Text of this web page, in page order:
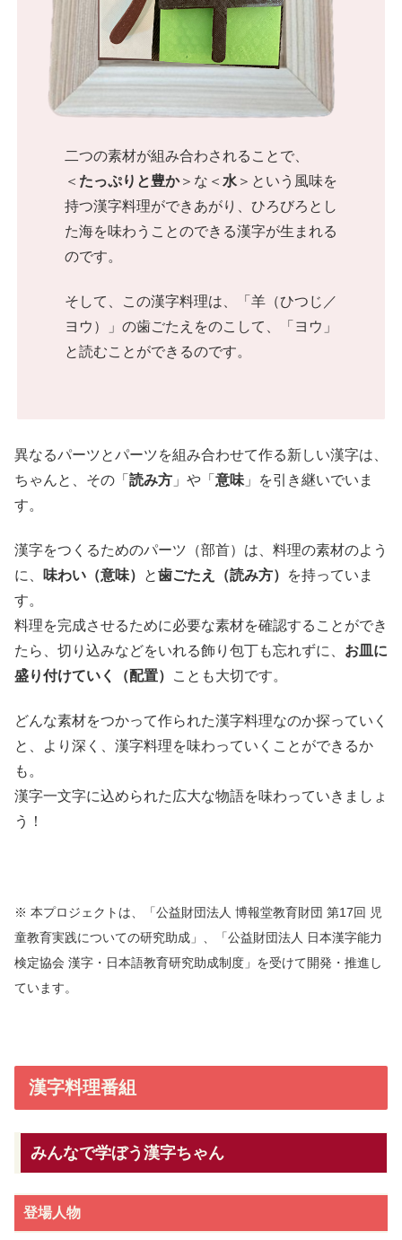
二つの素材が組み合わされることで、
＜ たっぷりと豊か＞な＜ 水＞という風味を
持つ漢字料理ができあがり、ひろびろとし
た海を味わうことのできる漢字が生まれる
のです。
そして、この漢字料理は、「羊（ひつじ／
ヨウ）」の歯ごたえをのこして、「ヨウ」
と読むことができるのです。
異なるパーツとパーツを組み合わせて作る新しい漢字は、
ちゃんと、その「 読み方 」や「 意味 」を引き継いでいま
す。
漢字をつくるためのパーツ（部首）は、料理の素材のよう
に、
味わい（意味） と歯ごたえ（読み方）
を持っていま
す。
料理を完成させるために必要な素材を確認することができ
たら、切り込みなどをいれる飾り包丁も忘れずに、 お皿に
盛り付けていく（配置）
ことも大切です。
どんな素材をつかって作られた漢字料理なのか探っていく
と、より深く、漢字料理を味わっていくことができるか
も。
漢字一文字に込められた広大な物語を味わっていきましょ
う！
※ 本プロジェクトは、「公益財団法人 博報堂教育財団 第17回 児
童教育実践についての研究助成」、「公益財団法人 日本漢字能力
検定協会 漢字・日本語教育研究助成制度」を受けて開発・推進し
ています。
漢字料理番組
みんなで学ぼう漢字ちゃん
登場人物